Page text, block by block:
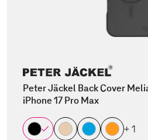
Peter Jäckel Back Cover
iPhone 17 Pro Max
+ 1